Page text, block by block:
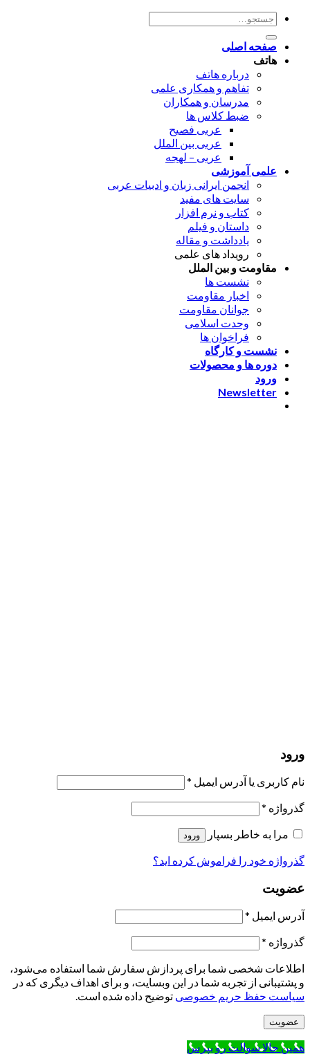
جستجو
برای:
صفحه اصلی
هاتف
درباره هاتف
تفاهم و همکاری علمی
مدرسان و همکاران
ضبط کلاس ها
عربی فصیح
عربی بین الملل
عربی – لهجه
علمی آموزشی
انجمن ایرانی زبان و ادبیات عربی
سایت های مفید
کتاب و نرم افزار
داستان و فیلم
یادداشت و مقاله
رویداد های علمی
مقاومت و بین الملل
نشست ها
اخبار مقاومت
جوانان مقاومت
وحدت اسلامی
فراخوان ها
نشست و کارگاه
دوره ها و محصولات
ورود
Newsletter
ورود
نام کاربری یا آدرس ایمیل *
گذرواژه *
مرا به خاطر بسپار
ورود
گذرواژه خود را فراموش کرده اید؟
عضویت
آدرس ایمیل *
گذرواژه *
اطلاعات شخصی شما برای پردازش سفارش شما استفاده می‌شود،
و پشتیبانی از تجربه شما در این وبسایت، و برای اهداف دیگری که در
سیاست حفظ حریم خصوصی توضیح داده شده است.
عضویت
همین حالا سوالت رو بپرس